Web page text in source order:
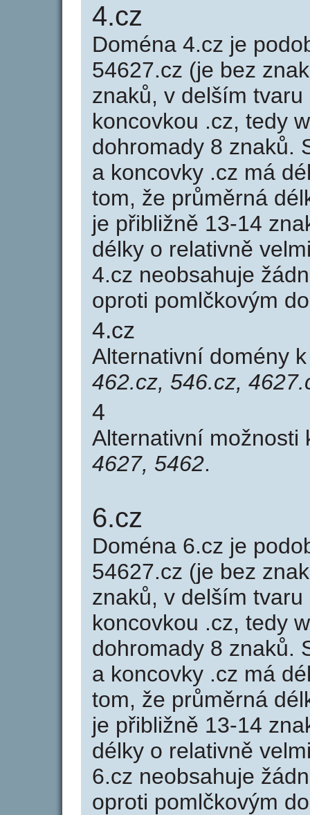
4.cz
Doména 4.cz je
54627.cz (je bez
znaků, v delším
koncovkou .cz, tedy
dohromady 8 znaků.
a koncovky .cz má
tom, že průměrná
je přibližně 13-14
délky o relativně
4.cz neobsahuje
oproti pomlčkovým
4.cz
Alternativní domény
462.cz, 546.cz,
4
Alternativní možnosti
4627, 5462.
6.cz
Doména 6.cz je
54627.cz (je bez
znaků, v delším
koncovkou .cz, tedy
dohromady 8 znaků.
a koncovky .cz má
tom, že průměrná
je přibližně 13-14
délky o relativně
6.cz neobsahuje
oproti pomlčkovým